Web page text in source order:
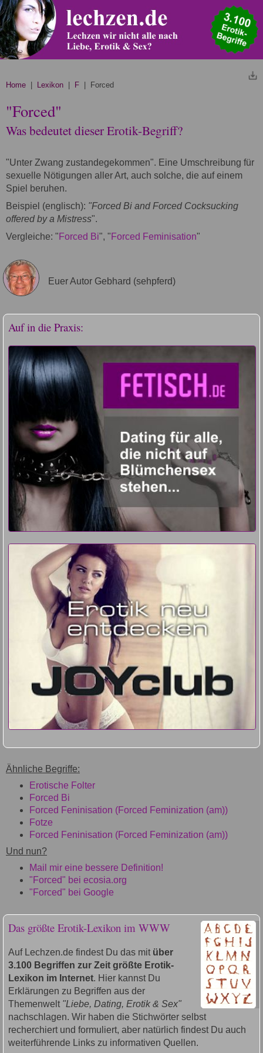
Home Lexikon F | Forced
"Forced"
Was bedeutet dieser Erotik-Begriff?
"Unter Zwang zustandegekommen". Eine Umschreibung für
sexuelle Nötigungen aller Art, auch solche, die auf einem
Spiel beruhen.
Beispiel (englisch): "Forced Bi and Forced Cocksucking
offered by a Mistress".
Vergleiche: " Forced Bi", " Forced Feminisation"
Euer Autor Gebhard (sehpferd)
Auf in die Praxis:
Ähnliche Begriffe:
Erotische Folter
Forced Bi
Forced Feninisation (Forced Feminization (am))
Fotze
Forced Feninisation (Forced Feminization (am))
Und nun?
Mail mir eine bessere Definition!
"Forced" bei ecosia.org
"Forced" bei Google
Das größte Erotik-Lexikon im WWW
Auf Lechzen.de findest Du das mit über
3.100 Begriffen zur Zeit größte Erotik-
Lexikon im Internet. Hier kannst Du
Erklärungen zu Begriffen aus der
Themenwelt "Liebe, Dating, Erotik & Sex"
nachschlagen. Wir haben die Stichwörter selbst
recherchiert und formuliert, aber natürlich findest Du auch
weiterführende Links zu informativen Quellen.